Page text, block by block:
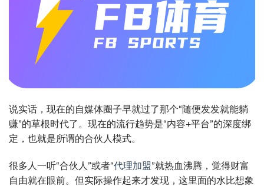
说实话，现在的自媒体圈子早就过了那个“随便发发就能躺
赚”的草根时代了。现在的流行趋势是“内容+平台”的深度绑
定，也就是所谓的合伙人模式。
很多人一听“合伙人”或者“代理加盟”就热血沸腾，觉得财富
自由就在眼前。但实际操作起来才发现，这里面的水比想象